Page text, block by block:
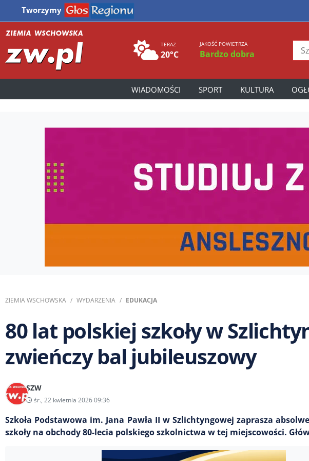
Tworzymy
TERAZ
20°C
JAKOŚĆ POWIETRZA
Bardzo dobra
WIADOMOŚCI SPORT KULTURA
ZIEMIA WSCHOWSKA WYDARZENIA EDUKACJA
80 lat polskiej szkoły w
zwieńczy bal jubileuszowy
SZW
śr., 22 kwietnia 2026 09:36
Szkoła Podstawowa im. Jana Pawła II w Szlichtyngowej zaprasza
szkoły na obchody 80-lecia polskiego szkolnictwa w tej miejscowości.